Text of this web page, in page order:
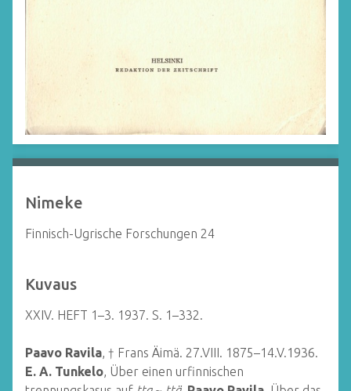
Nimeke
Finnisch-Ugrische Forschungen 24
Kuvaus
XXIV. HEFT 1–3. 1937. S. 1–332.
Paavo Ravila, † Frans Äimä. 27.VIII. 1875–14.V.1936.
E. A. Tunkelo, Über einen urfinnischen